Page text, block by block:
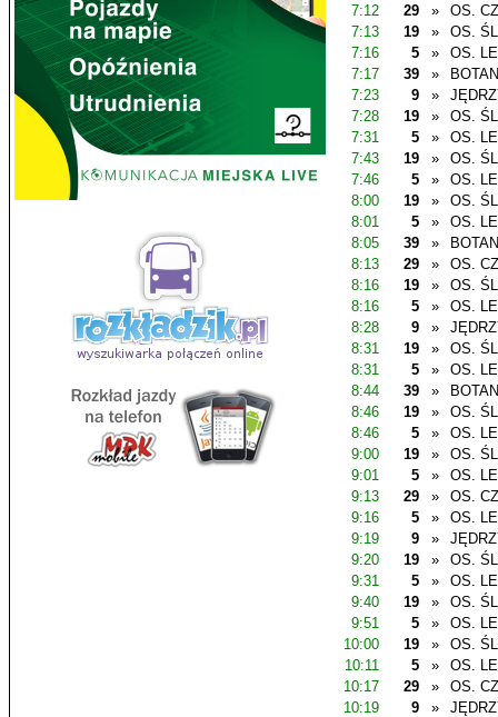
7:12
29 »
OS.
7:13
19 »
OS.
7:16
5 »
OS.
7:17
39 »
7:23
9 »
7:28
19 »
OS.
7:31
5 »
OS.
7:43
19 »
OS.
7:46
5 »
OS.
8:00
19 »
OS.
8:01
5 »
OS.
8:05
39 »
8:13
29 »
OS.
8:16
19 »
OS.
8:16
5 »
OS.
8:28
9 »
8:31
19 »
OS.
8:31
5 »
OS.
8:44
39 »
8:46
19 »
OS.
8:46
5 »
OS.
9:00
19 »
OS.
9:01
5 »
OS.
9:13
29 »
OS.
9:16
5 »
OS.
9:19
9 »
9:20
19 »
OS.
9:31
5 »
OS.
9:40
19 »
OS.
9:51
5 »
OS.
10:00
19 »
OS.
10:11
5 »
OS.
10:17
29 »
OS.
10:19
9 »